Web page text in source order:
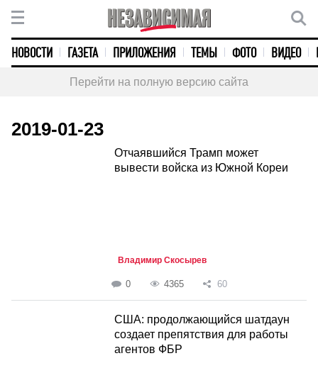
НОВОСТИ ГАЗЕТА ПРИЛОЖЕНИЯ ТЕМЫ ФОТО ВИДЕО
Перейти на полную версию сайта
2019-01-23
Отчаявшийся Трамп может
вывести войска из Южной Кореи
Владимир Скосырев
0 4365 60
США: продолжающийся шатдаун
создает препятствия для работы
агентов ФБР